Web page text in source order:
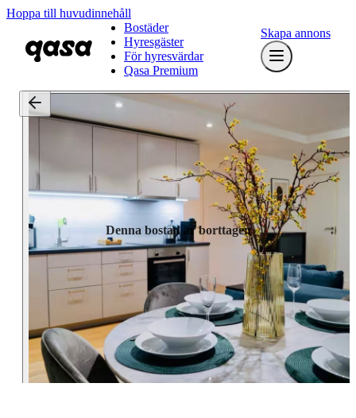
Hoppa till huvudinnehåll
Bostäder
Hyresgäster
För hyresvärdar
Qasa Premium
Skapa annons
Denna bostad är borttagen